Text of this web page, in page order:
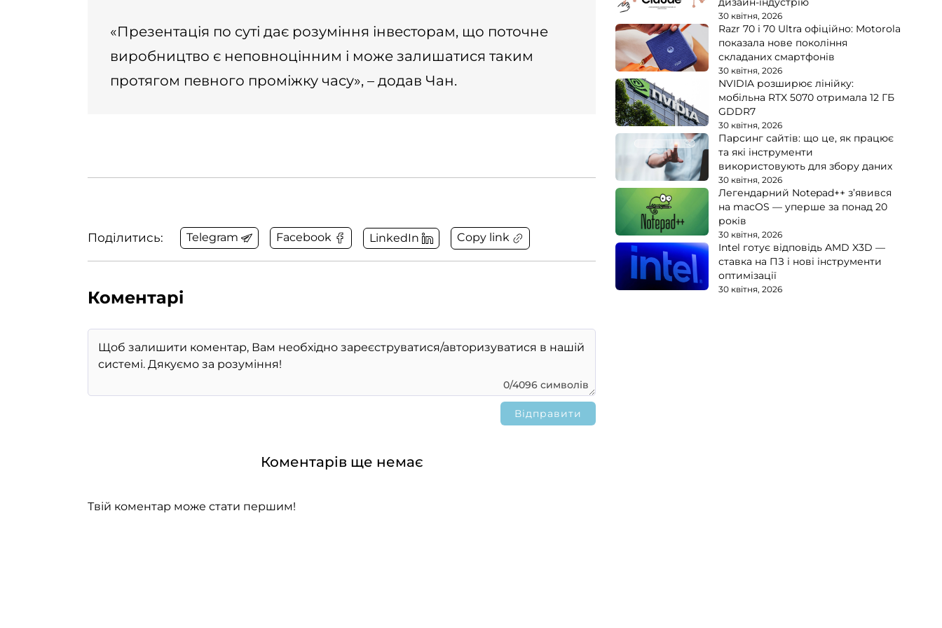
«Презентація по суті дає розуміння інвесторам, що поточне
виробництво є неповноцінним і може залишатися таким
протягом певного проміжку часу», – додав Чан.
Поділитись: Telegram Facebook LinkedIn Copy link
Коментарі
0/4096 символів
Коментарів ще немає
Твій коментар може стати першим!
30 квітня, 2026
Razr 70 і 70 Ultra офіційно: Motorola
показала нове покоління
складаних смартфонів
30 квітня, 2026
NVIDIA розширює лінійку:
мобільна RTX 5070 отримала 12 ГБ
GDDR7
30 квітня, 2026
Парсинг сайтів: що це, як працює
та які інструменти
використовують для збору даних
30 квітня, 2026
Легендарний Notepad++ з’явився
на macOS — уперше за понад 20
років
30 квітня, 2026
Intel готує відповідь AMD X3D —
ставка на ПЗ і нові інструменти
оптимізації
30 квітня, 2026